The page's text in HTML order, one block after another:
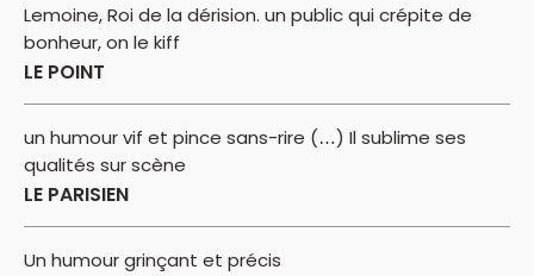
Lemoine, Roi de la dérision. un public qui crépite de
bonheur, on le kiff
LE POINT
un humour vif et pince sans-rire (…) Il sublime ses
qualités sur scène
LE PARISIEN
Un humour grinçant et précis